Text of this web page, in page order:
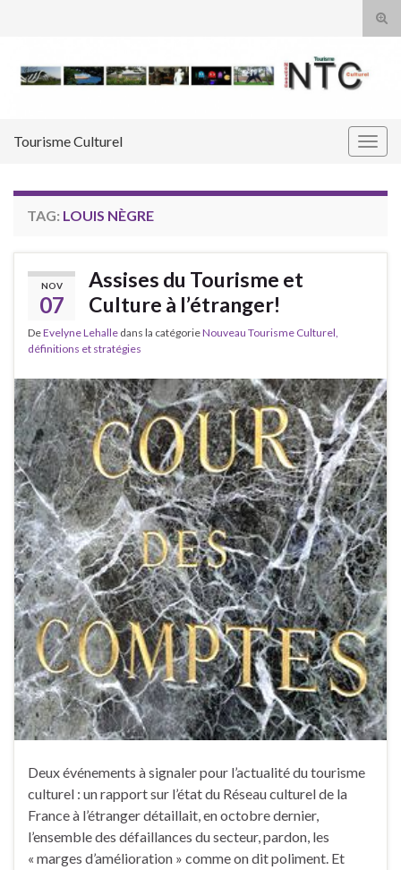
Tourisme Culturel
TAG: LOUIS NÈGRE
NOV
07
Assises du Tourisme et
Culture à l’étranger!
DeEvelyne Lehalle dans la catégorieNouveau Tourisme Culturel,
définitions et stratégies
Deux événements à signaler pour l’actualité du tourisme
culturel : un rapport sur l’état du Réseau culturel de la
France à l’étranger détaillait, en octobre dernier,
l’ensemble des défaillances du secteur, pardon, les
« marges d’amélioration » comme on dit poliment. Et